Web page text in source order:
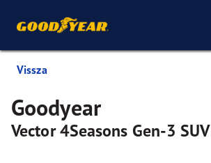
Vissza
Goodyear
Vector 4Seasons Gen-3 SUV